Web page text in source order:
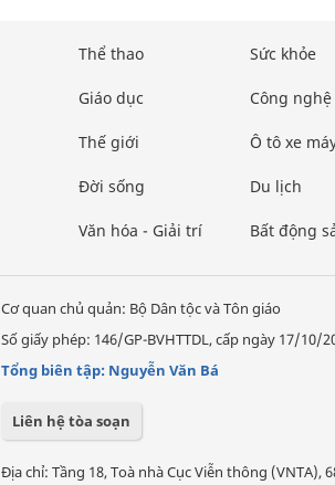
Thể thao
Giáo dục
Thế giới
Đời sống
Văn hóa - Giải trí
Sức khỏe
Công nghệ
Ô tô xe
Du lịch
Bất động
Cơ quan chủ quản: Bộ Dân tộc và Tôn giáo
Số giấy phép: 146/GP-BVHTTDL, cấp ngày 17/10/
Tổng biên tập: Nguyễn Văn Bá
Liên hệ tòa soạn
Địa chỉ: Tầng 18, Toà nhà Cục Viễn thông (VNTA),